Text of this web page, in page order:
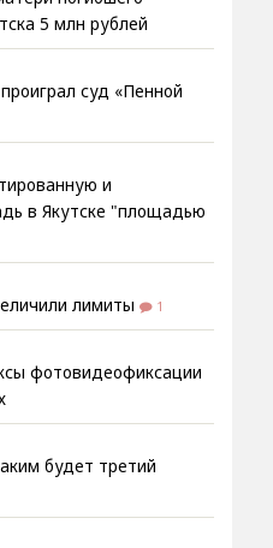
5 млн рублей
суд «Пенной
и
в Якутске "площадью
лимиты 1
фотовидеофиксации
будет третий